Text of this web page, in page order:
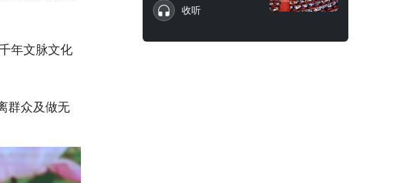
年文脉文化
群众及做无
收听